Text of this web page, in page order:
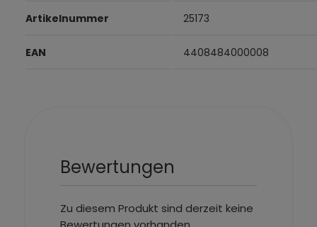
Artikelnummer 25173
EAN 4408484000008
Bewertungen
Zu diesem Produkt sind derzeit keine